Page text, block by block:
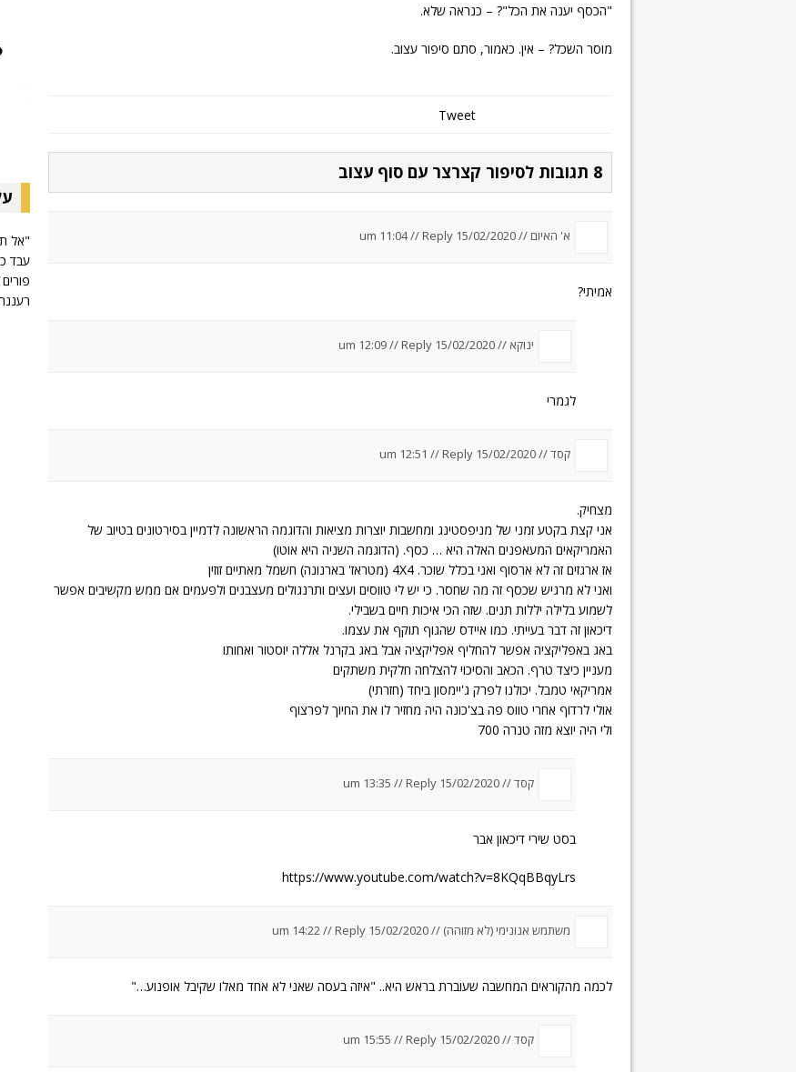
"הכסף יענה את הכל"? – כנראה שלא.
מוסר השכל? – אין. כאמור, סתם סיפור עצוב.
Tweet
8 תגובות לסיפור קצרצר עם סוף עצוב
א' האיום //15/02/2020 um 11:04
//Reply
אמיתי?
ינוקא //15/02/2020 um 12:09
//Reply
לגמרי
קסד //15/02/2020 um 12:51
//Reply
מצחיק.
אני קצת בקטע זמני של מניפסטינג ומחשבות יוצרות מציאות והדוגמה הראשונה לדמיין בסירטונים בטיוב של
האמריקאים המעאפנים האלה היא … כסף. (הדוגמה השניה היא אוטו)
אז ארגזים זה לא ארסוף ואני בכלל שוכר. 4X4 (מטראז' בארנונה) חשמל מאתיים זוזין
ואני לא מרגיש שכסף זה מה שחסר. כי יש לי טווסים ועצים ותרנגולים מעצבנים ולפעמים אם ממש מקשיבים אפשר
לשמוע בלילה יללות תנים. שזה הכי איכות חיים בשבילי.
דיכאון זה דבר בעייתי. כמו איידס שהגוף תוקף את עצמו.
באג באפליקציה אפשר להחליף אפליקציה אבל באג בקרנל אללה יוסטור ואחותו
מעניין כיצד טרף. הכאב והסיכוי להצלחה חלקית משתקים
אמריקאי טמבל. יכולנו לפרק ג'יימסון ביחד (חזרתי)
אולי לרדוף אחרי טווס פה בצ'כונה היה מחזיר לו את החיוך לפרצוף
ולי היה יוצא מזה טנרה 700
קסד //15/02/2020 um 13:35
//Reply
בסט שירי דיכאון אבר
https://www.youtube.com/watch?v=8KQqBBqyLrs
משתמש אנונימי (לא מזוהה) //15/02/2020 um 14:22
//Reply
לכמה מהקוראים המחשבה שעוברת בראש היא.. "איזה בעסה שאני לא אחד מאלו שקיבל אופנוע…"
קסד //15/02/2020 um 15:55
//Reply
"אל
עבד